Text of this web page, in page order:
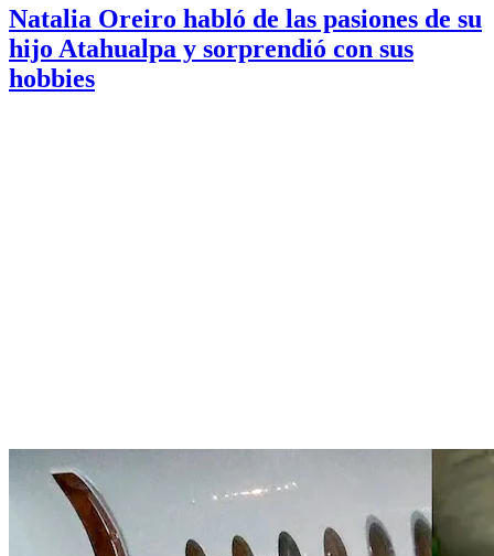
Natalia Oreiro habló de las pasiones de su
hijo Atahualpa y sorprendió con sus
hobbies